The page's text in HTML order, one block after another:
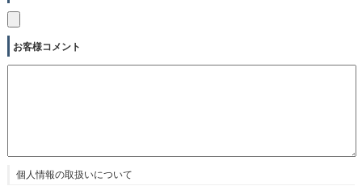
お客様コメント
個人情報の取扱いについて